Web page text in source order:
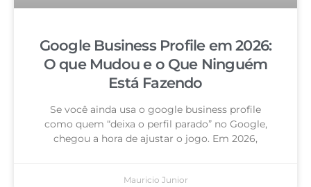
Google Business Profile em 2026:
O que Mudou e o Que Ninguém
Está Fazendo
Se você ainda usa o google business profile
como quem “deixa o perfil parado” no Google,
chegou a hora de ajustar o jogo. Em 2026,
Mauricio Junior